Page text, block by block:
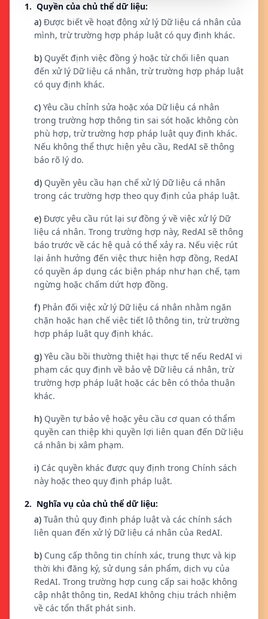
1. Quyền của chủ thể dữ liệu:
a) Được biết về hoạt động xử lý Dữ liệu cá nhân của
mình, trừ trường hợp pháp luật có quy định khác.
b) Quyết định việc đồng ý hoặc từ chối liên quan
đến xử lý Dữ liệu cá nhân, trừ trường hợp pháp luật
có quy định khác.
c) Yêu cầu chỉnh sửa hoặc xóa Dữ liệu cá nhân
trong trường hợp thông tin sai sót hoặc không còn
phù hợp, trừ trường hợp pháp luật quy định khác.
Nếu không thể thực hiện yêu cầu, RedAI sẽ thông
báo rõ lý do.
d) Quyền yêu cầu hạn chế xử lý Dữ liệu cá nhân
trong các trường hợp theo quy định của pháp luật.
e) Được yêu cầu rút lại sự đồng ý về việc xử lý Dữ
liệu cá nhân. Trong trường hợp này, RedAI sẽ thông
báo trước về các hệ quả có thể xảy ra. Nếu việc rút
lại ảnh hưởng đến việc thực hiện hợp đồng, RedAI
có quyền áp dụng các biện pháp như hạn chế, tạm
ngừng hoặc chấm dứt hợp đồng.
f) Phản đối việc xử lý Dữ liệu cá nhân nhằm ngăn
chặn hoặc hạn chế việc tiết lộ thông tin, trừ trường
hợp pháp luật quy định khác.
g) Yêu cầu bồi thường thiệt hại thực tế nếu RedAI vi
phạm các quy định về bảo vệ Dữ liệu cá nhân, trừ
trường hợp pháp luật hoặc các bên có thỏa thuận
khác.
h) Quyền tự bảo vệ hoặc yêu cầu cơ quan có thẩm
quyền can thiệp khi quyền lợi liên quan đến Dữ liệu
cá nhân bị xâm phạm.
i) Các quyền khác được quy định trong Chính sách
này hoặc theo quy định pháp luật.
2. Nghĩa vụ của chủ thể dữ liệu:
a) Tuân thủ quy định pháp luật và các chính sách
liên quan đến xử lý Dữ liệu cá nhân của RedAI.
b) Cung cấp thông tin chính xác, trung thực và kịp
thời khi đăng ký, sử dụng sản phẩm, dịch vụ của
RedAI. Trong trường hợp cung cấp sai hoặc không
cập nhật thông tin, RedAI không chịu trách nhiệm
về các tổn thất phát sinh.